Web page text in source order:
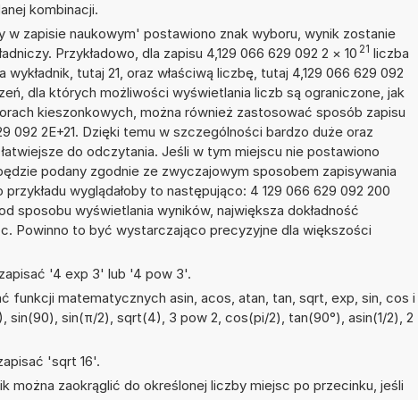
kombinacji.
w zapisie naukowym' postawiono znak wyboru, wynik zostanie
Przykładowo, dla zapisu 4,129 066 629 092 2 × 10 21 liczba
wykładnik, tutaj 21, oraz właściwą liczbę, tutaj 4,129 066 629 092
dla których możliwości wyświetlania liczb są ograniczone, jak
kieszonkowych, można również zastosować sposób zapisu
092 2E+21. Dzięki temu w szczególności bardzo duże oraz
do odczytania. Jeśli w tym miejscu nie postawiono
podany zgodnie ze zwyczajowym sposobem zapisywania
wyglądałoby to następująco: 4 129 066 629 092 200
sposobu wyświetlania wyników, największa dokładność
Powinno to być wystarczająco precyzyjne dla większości
'4 exp 3' lub '4 pow 3'.
funkcji matematycznych asin, acos, atan, tan, sqrt, exp, sin, cos i
sin(90), sin(π/2), sqrt(4), 3 pow 2, cos(pi/2), tan(90°), asin(1/2), 2
'sqrt 16'.
można zaokrąglić do określonej liczby miejsc po przecinku, jeśli